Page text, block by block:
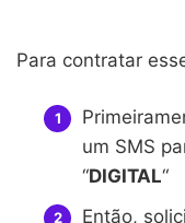
Para contratar
um SMS
“DIGITAL“
Então,